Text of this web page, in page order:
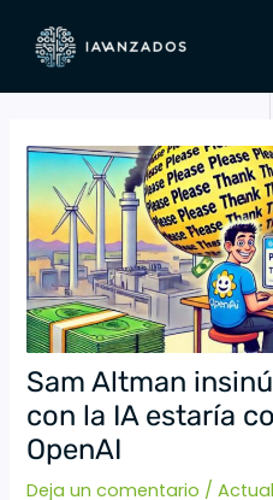
contenido
Sam Altman
con la IA estaría
OpenAI
Deja un comentario /
entradas